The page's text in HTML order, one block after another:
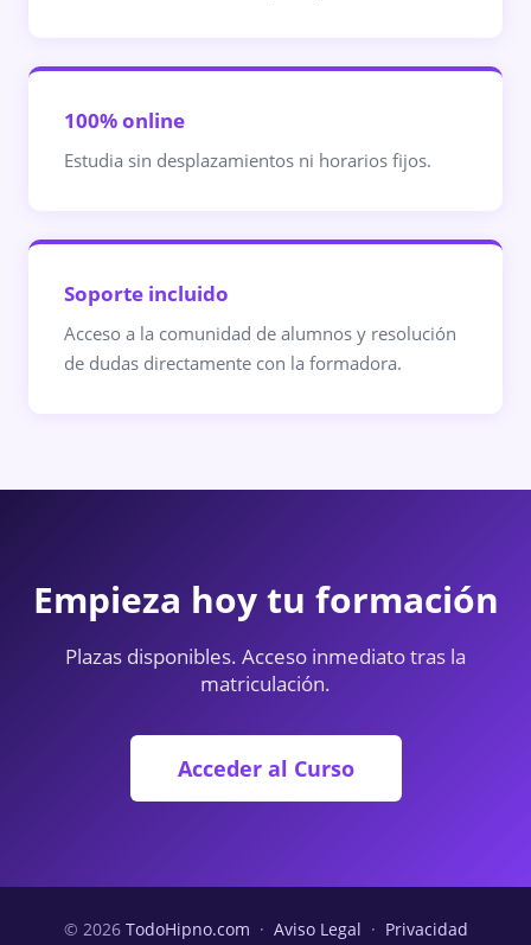
100% online
Estudia sin desplazamientos ni horarios fijos.
Soporte incluido
Acceso a la comunidad de alumnos y resolución
de dudas directamente con la formadora.
Empieza hoy tu formación
Plazas disponibles. Acceso inmediato tras la
matriculación.
Acceder al Curso
© 2026 TodoHipno.com · Aviso Legal · Privacidad